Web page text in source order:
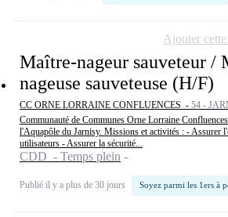
Maître-nageur sauveteur /
nageuse sauveteuse (H/F)
CC ORNE LORRAINE CONFLUENCES - 54 -
Communauté de Communes Orne Lorraine
l'Aquapôle du Jarnisy. Missions et activités : - Assurer
utilisateurs - Assurer la sécurité...
CDD - Temps plein
Publié il y a plus de 30 jours Soyez parmi les 1ers à
Ajouter